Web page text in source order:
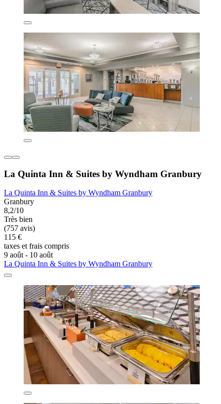
La Quinta Inn & Suites by Wyndham Granbury
La Quinta Inn & Suites by Wyndham Granbury
Granbury
8,2/10
Très bien
(757 avis)
115 €
taxes et frais compris
9 août - 10 août
La Quinta Inn & Suites by Wyndham Granbury